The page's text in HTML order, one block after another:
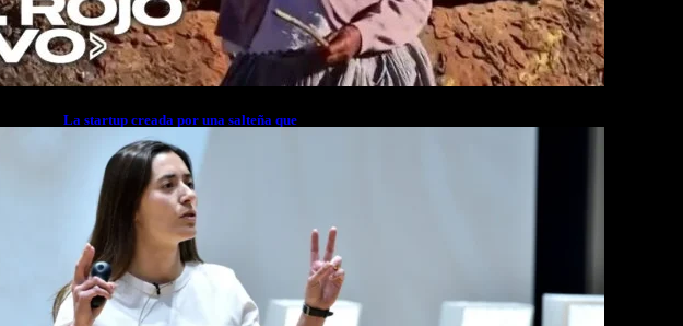
La startup creada por una salteña que
busca resolver el estrés financiero en
Latinoamérica